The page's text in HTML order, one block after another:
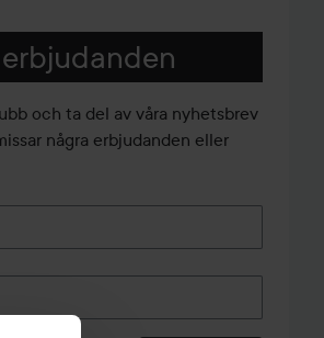
och ta del av våra nyhetsbrev
några erbjudanden eller